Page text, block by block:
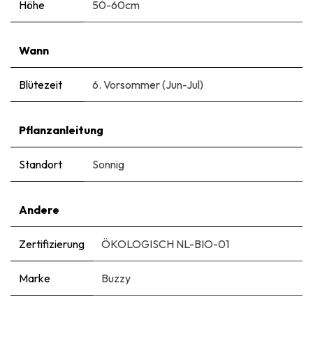
Höhe 50-60cm
Wann
Blütezeit 6. Vorsommer (Jun-Jul)
Pflanzanleitung
Standort Sonnig
Andere
Zertifizierung ÖKOLOGISCH NL-BIO-01
Marke Buzzy